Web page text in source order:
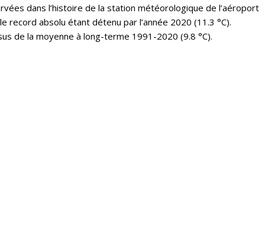
dans l’histoire de la station météorologique de l’aéroport
record absolu étant détenu par l’année 2020 (11.3 °C).
de la moyenne à long-terme 1991-2020 (9.8 °C).